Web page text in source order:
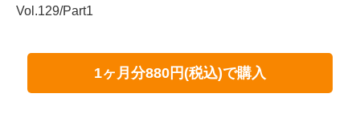
Vol.129/Part1
1ヶ月分880円(税込)で購入